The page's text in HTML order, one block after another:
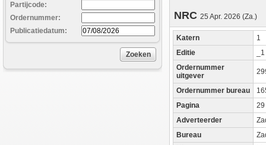
Partijcode:
Ordernummer:
Publicatiedatum:
Zoeken
NRC 25 Apr. 2026 (Za.)
Katern
1
Editie
_1
Ordernummer
uitgever
Ordernummer bureau
Pagina
29
Adverteerder
Bureau